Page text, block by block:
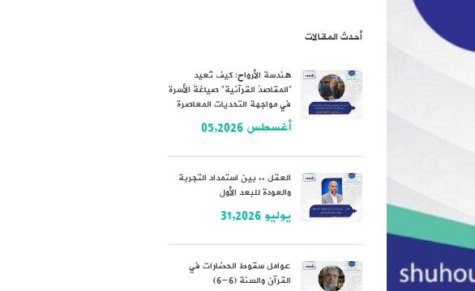
أحدث المقالات
هندسة الأرواح: كيف تُعيد
“المقاصدُ القرآنية” صياغةَ الأسرة
في مواجهة التحديات المعاصرة
أغسطس 05,2026
العقل .. بين استمداد التجربة
والعودة للبعد الأول
يوليو 31,2026
عوامل سقوط الحضارات في
القرآن والسنة (6-6)